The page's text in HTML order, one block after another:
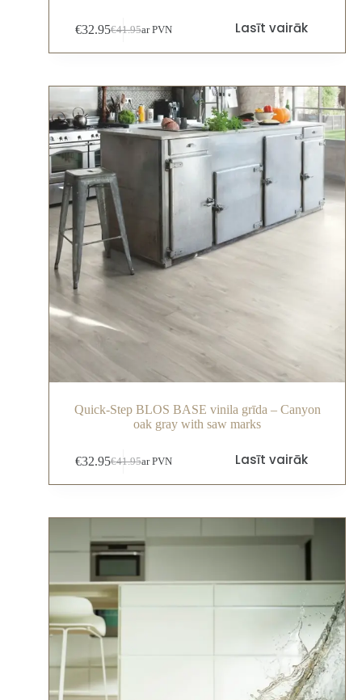
€41.95
€32.95 ar PVN Lasīt vairāk
Quick-Step BLOS BASE vinila grīda – Canyon
oak gray with saw marks
€41.95
€32.95 ar PVN Lasīt vairāk